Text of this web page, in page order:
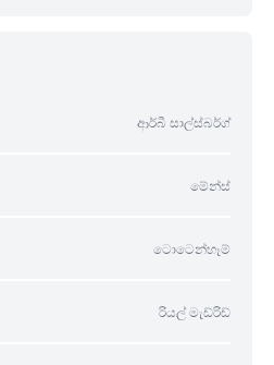
ආර්බී සාල්ස්බර්ග්
මේන්ස්
ටොටෙන්හෑම්
රියල් මැඩ්රිඩ්